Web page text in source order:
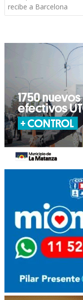
de
entradas
recibe a Barcelona